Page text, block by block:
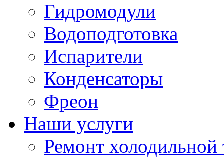
Гидромодули
Водоподготовка
Испарители
Конденсаторы
Фреон
Наши услуги
Ремонт холодильной